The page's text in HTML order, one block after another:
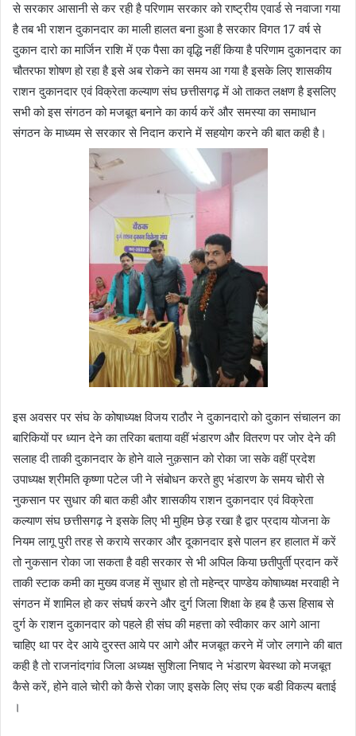
से सरकार आसानी से कर रही है परिणाम सरकार को राष्ट्रीय एवार्ड से नवाजा गया
है तब भी राशन दुकानदार का माली हालत बना हुआ है सरकार विगत 17 वर्ष से
दुकान दारो का मार्जिन राशि में एक पैसा का वृद्धि नहीं किया है परिणाम दुकानदार का
चौतरफा शोषण हो रहा है इसे अब रोकने का समय आ गया है इसके लिए शासकीय
राशन दुकानदार एवं विक्रेता कल्याण संघ छत्तीसगढ़ में ओ ताकत लक्षण है इसलिए
सभी को इस संगठन को मजबूत बनाने का कार्य करें और समस्या का समाधान
संगठन के माध्यम से सरकार से निदान कराने में सहयोग करने की बात कही है।
इस अवसर पर संघ के कोषाध्यक्ष विजय राठौर ने दुकानदारो को दुकान संचालन का
बारिकियों पर ध्यान देने का तरिका बताया वहीं भंडारण और वितरण पर जोर देने की
सलाह दी ताकी दुकानदार के होने वाले नुक़सान को रोका जा सके वहीं प्रदेश
उपाध्यक्ष श्रीमति कृष्णा पटेल जी ने संबोधन करते हुए भंडारण के समय चोरी से
नुकसान पर सुधार की बात कही और शासकीय राशन दुकानदार एवं विक्रेता
कल्याण संघ छत्तीसगढ़ ने इसके लिए भी मुहिम छेड़ रखा है द्वार प्रदाय योजना के
नियम लागू पुरी तरह से कराये सरकार और दूकानदार इसे पालन हर हालात में करें
तो नुकसान रोका जा सकता है वही सरकार से भी अपिल किया छतीपुर्ती प्रदान करें
ताकी स्टाक कमी का मुख्य वजह में सुधार हो तो महेन्द्र पाण्डेय कोषाध्यक्ष मरवाही ने
संगठन में शामिल हो कर संघर्ष करने और दुर्ग जिला शिक्षा के हब है ऊस हिसाब से
दुर्ग के राशन दुकानदार को पहले ही संघ की महत्ता को स्वीकार कर आगे आना
चाहिए था पर देर आये दुरस्त आये पर आगे और मजबूत करने में जोर लगाने की बात
कही है तो राजनांदगांव जिला अध्यक्ष सुशिला निषाद ने भंडारण बेवस्था को मजबूत
कैसे करें, होने वाले चोरी को कैसे रोका जाए इसके लिए संघ एक बडी विकल्प बताई
।